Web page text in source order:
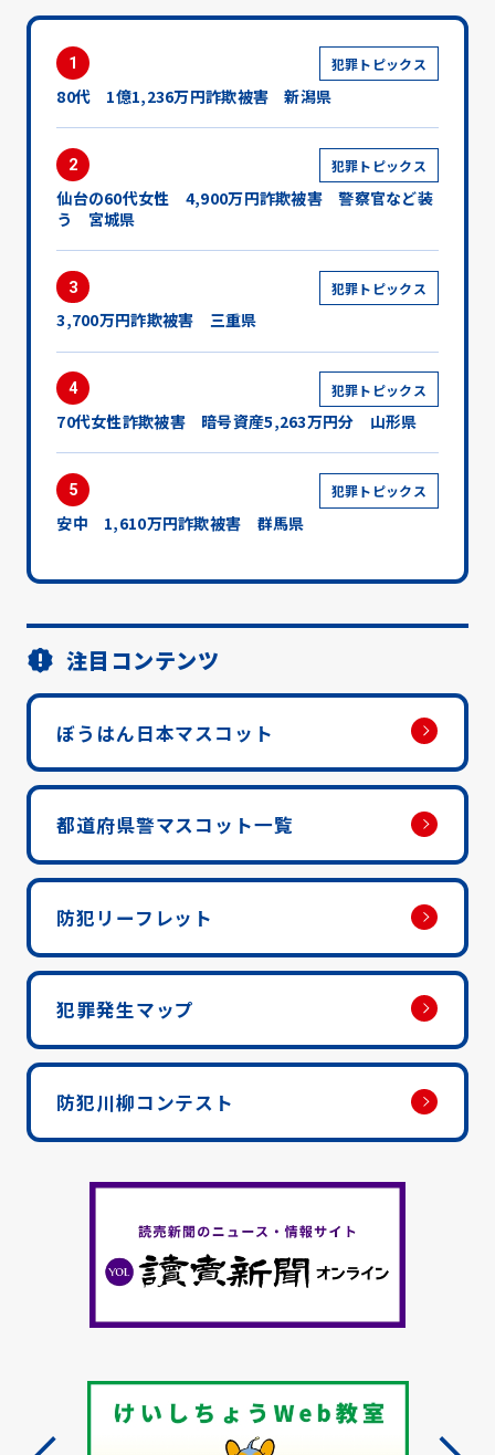
1 犯罪トピックス
80代 1億1,236万円詐欺被害 新潟県
2 犯罪トピックス
仙台の60代女性 4,900万円詐欺被害 警察官など装
う 宮城県
3 犯罪トピックス
3,700万円詐欺被害 三重県
4 犯罪トピックス
70代女性詐欺被害 暗号資産5,263万円分 山形県
5 犯罪トピックス
安中 1,610万円詐欺被害 群馬県
注目コンテンツ
ぼうはん日本マスコット
都道府県警マスコット一覧
防犯リーフレット
犯罪発生マップ
防犯川柳コンテスト